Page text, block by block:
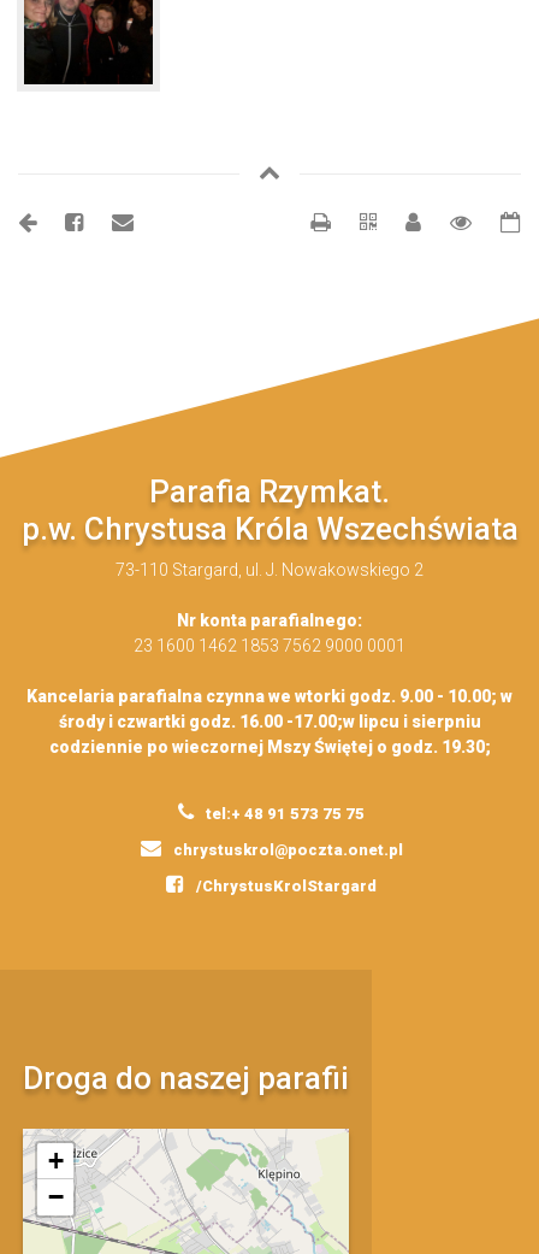
Parafia Rzymkat.
p.w. Chrystusa Króla Wszechświata
73-110 Stargard, ul. J. Nowakowskiego 2
Nr konta parafialnego:
23 1600 1462 1853 7562 9000 0001
Kancelaria parafialna czynna we wtorki godz. 9.00 - 10.00; w
środy i czwartki godz. 16.00 -17.00;w lipcu i sierpniu
codziennie po wieczornej Mszy Świętej o godz. 19.30;
tel:+ 48 91 573 75 75
chrystuskrol@poczta.onet.pl
/ChrystusKrolStargard
Droga do naszej parafii
mapa
+
−